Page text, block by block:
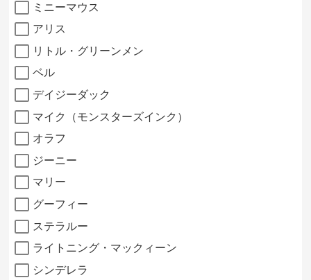
ミニーマウス
アリス
リトル・グリーンメン
ベル
デイジーダック
マイク（モンスターズインク）
オラフ
ジーニー
マリー
グーフィー
ステラルー
ライトニング・マックィーン
シンデレラ